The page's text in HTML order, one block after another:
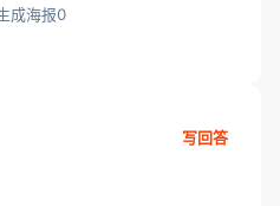
成海报0
写回答